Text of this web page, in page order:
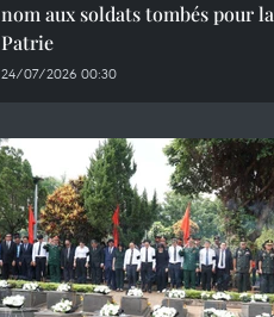
nom aux soldats tombés pour la
Patrie
24/07/2026 00:30